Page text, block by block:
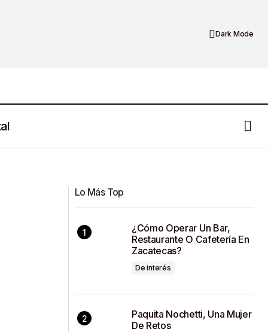
Dark Mode
Lo Más Top
¿Cómo Operar Un Bar,
Restaurante O Cafetería En
Zacatecas?
De interés
Paquita Nochetti, Una Mujer
De Retos